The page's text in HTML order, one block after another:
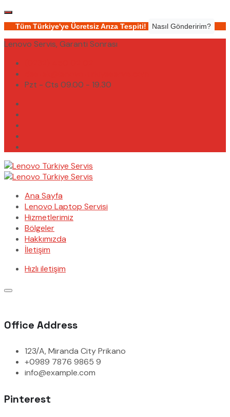
Tüm Türkiye'ye Ücretsiz Arıza Tespiti! Nasıl Gönderirim?
Lenovo Servis, Garanti Sonrası
Pzt - Cts 09.00 - 19.30
Ana Sayfa
Lenovo Laptop Servisi
Hizmetlerimiz
Bölgeler
Hakkımızda
İletişim
Hızlı iletişim
Office Address
123/A, Miranda City Prikano
+0989 7876 9865 9
info@example.com
Pinterest